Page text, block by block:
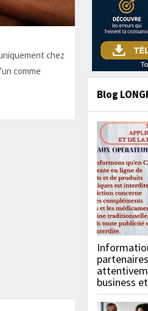
chez
comme
Blog
business